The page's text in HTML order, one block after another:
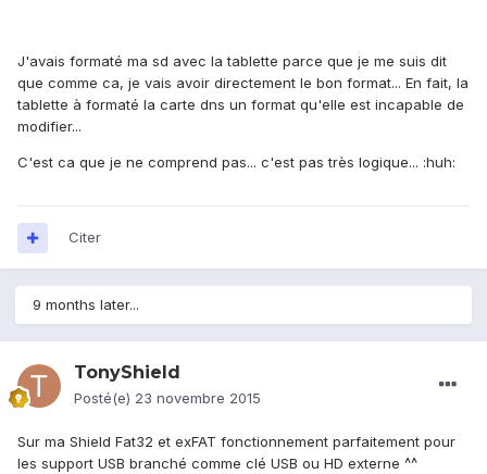
J'avais formaté ma sd avec la tablette parce que je me suis dit
que comme ca, je vais avoir directement le bon format... En fait, la
tablette à formaté la carte dns un format qu'elle est incapable de
modifier...
C'est ca que je ne comprend pas... c'est pas très logique... :huh:
Citer
9 months later...
TonyShield
Posté(e) 23 novembre 2015
Sur ma Shield Fat32 et exFAT fonctionnement parfaitement pour
les support USB branché comme clé USB ou HD externe ^^